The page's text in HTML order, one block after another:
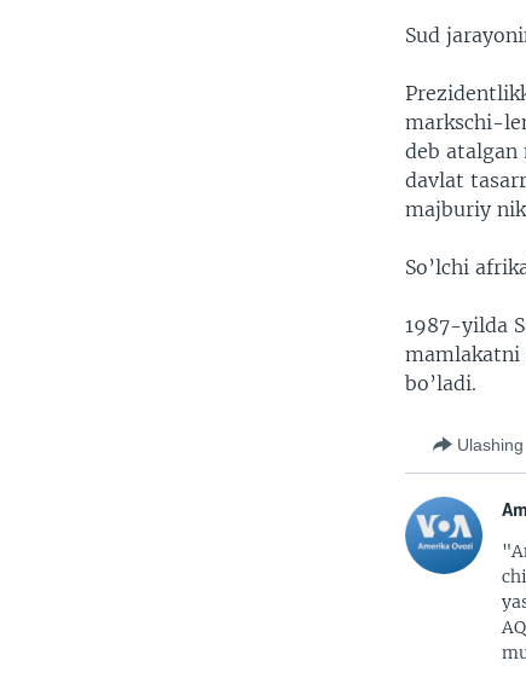
Sud
markschi-
deb
davlat
majburiy
So’lchi
1987-yilda
mamlakatni
bo’ladi.
Ulashing